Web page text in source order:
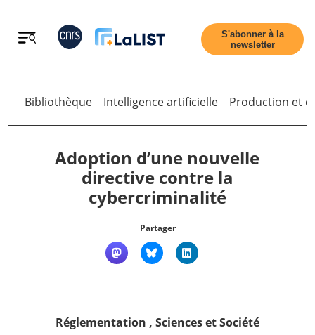
Retour
Contact
S'abonner à la
newsletter
Bibliothèque Intelligence artificielle Production et
Adoption d’une nouvelle
directive contre la
cybercriminalité
Partager
Réglementation , Sciences et Société